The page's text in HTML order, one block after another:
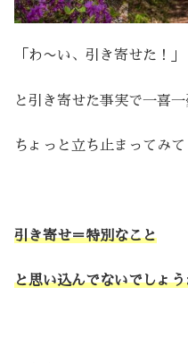
「わ〜い、引き寄せた！」
と引き寄せた事実で一喜一
ちょっと立ち止まってみて
引き寄せ＝特別なこと
と思い込んでないでしょう